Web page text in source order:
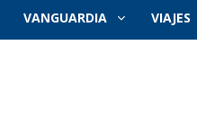
VANGUARDIA VIAJES